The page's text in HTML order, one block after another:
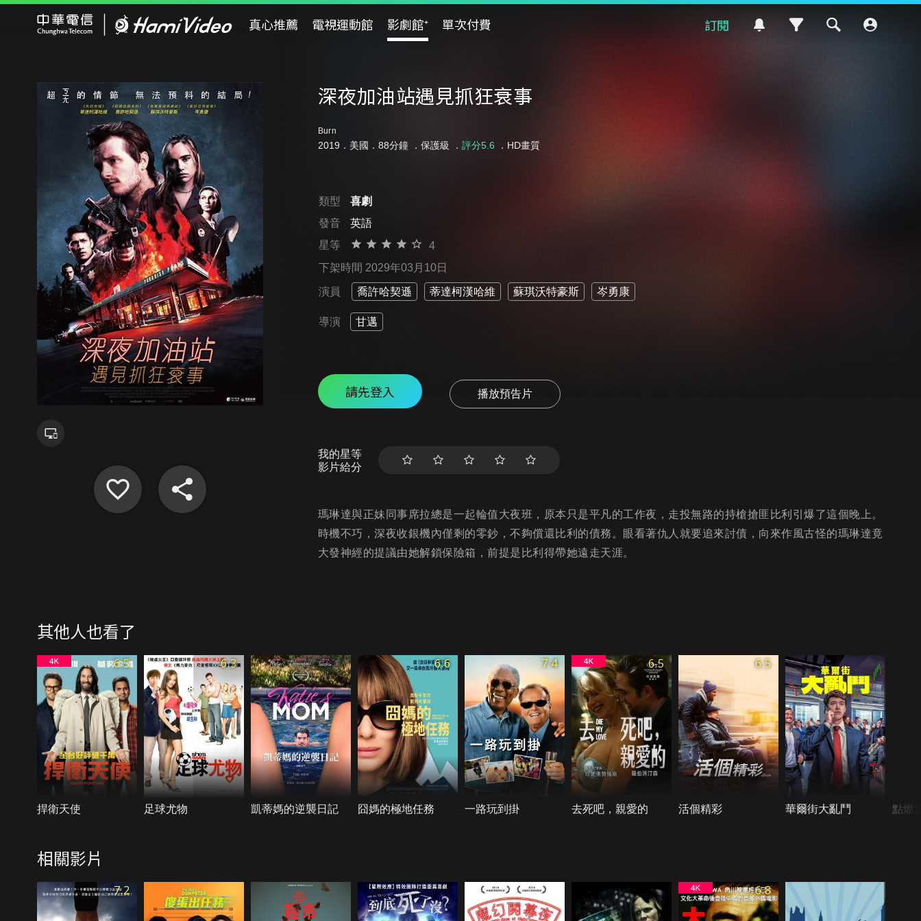
真心推薦 電視運動館 影劇館⁺ 單次付費 訂閱
深夜加油站遇見抓狂衰事
Burn
2019．美國．88分鐘 ． 保護級 ． 評分5.6 ．HD畫質
類型
喜劇
發音
英語
星等
4
下架時間 2029年03月10日
演員 喬許哈契遜 蒂達柯漢哈維 蘇琪沃特豪斯 岑勇康
導演 甘邁
請先登入 播放預告片
我的星等
影片給分
瑪琳達與正妹同事席拉總是一起輪值大夜班，原本只是平凡的工作夜，走投無路的持槍搶匪比利引爆了這個晚上。
時機不巧，深夜收銀機內僅剩的零鈔，不夠償還比利的債務。眼看著仇人就要追來討債，向來作風古怪的瑪琳達竟
大發神經的提議由她解鎖保險箱，前提是比利得帶她遠走天涯。
其他人也看了
6.5
捍衛天使
6.3
足球尤物 凱蒂媽的逆襲日記
6.6
囧媽的極地任務
7.4
一路玩到掛
6.5
去死吧，親愛的
6.5
活個精彩 華爾街大亂鬥 點燃
相關影片
7.2 6.8